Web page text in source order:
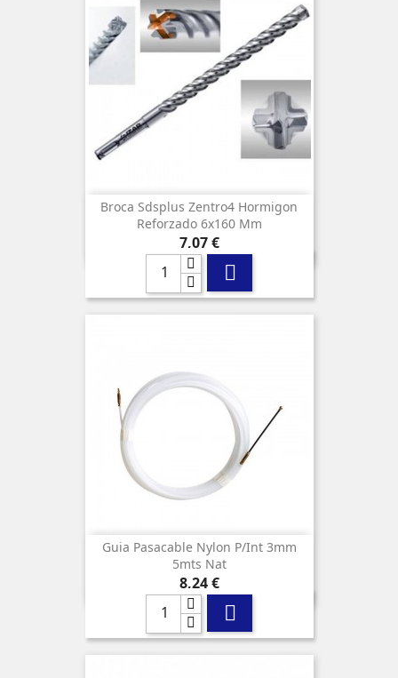
Broca Sdsplus Zentro4 Hormigon
Reforzado 6x160 Mm
Precio
7,07 €

Guia Pasacable Nylon P/int 3mm
5mts Nat
Precio
8,24 €
